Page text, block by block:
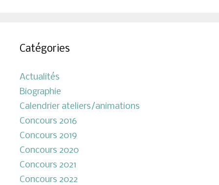
Catégories
Actualités
Biographie
Calendrier ateliers/animations
Concours 2016
Concours 2019
Concours 2020
Concours 2021
Concours 2022